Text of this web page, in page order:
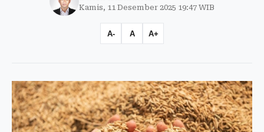
Kamis, 11 Desember 2025 19:47 WIB
A- A A+